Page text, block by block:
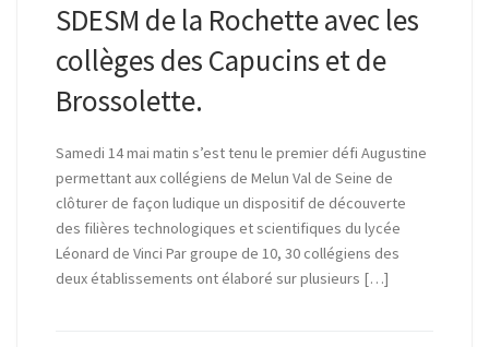
SDESM de la Rochette avec les
collèges des Capucins et de
Brossolette.
Samedi 14 mai matin s’est tenu le premier défi Augustine
permettant aux collégiens de Melun Val de Seine de
clôturer de façon ludique un dispositif de découverte
des filières technologiques et scientifiques du lycée
Léonard de Vinci Par groupe de 10, 30 collégiens des
deux établissements ont élaboré sur plusieurs […]